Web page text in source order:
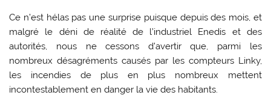
Ce n’est hélas pas une surprise puisque depuis des mois, et
malgré le déni de réalité de l’industriel Enedis et des
autorités, nous ne cessons d’avertir que, parmi les
nombreux désagréments causés par les compteurs Linky,
les incendies de plus en plus nombreux mettent
incontestablement en danger la vie des habitants.